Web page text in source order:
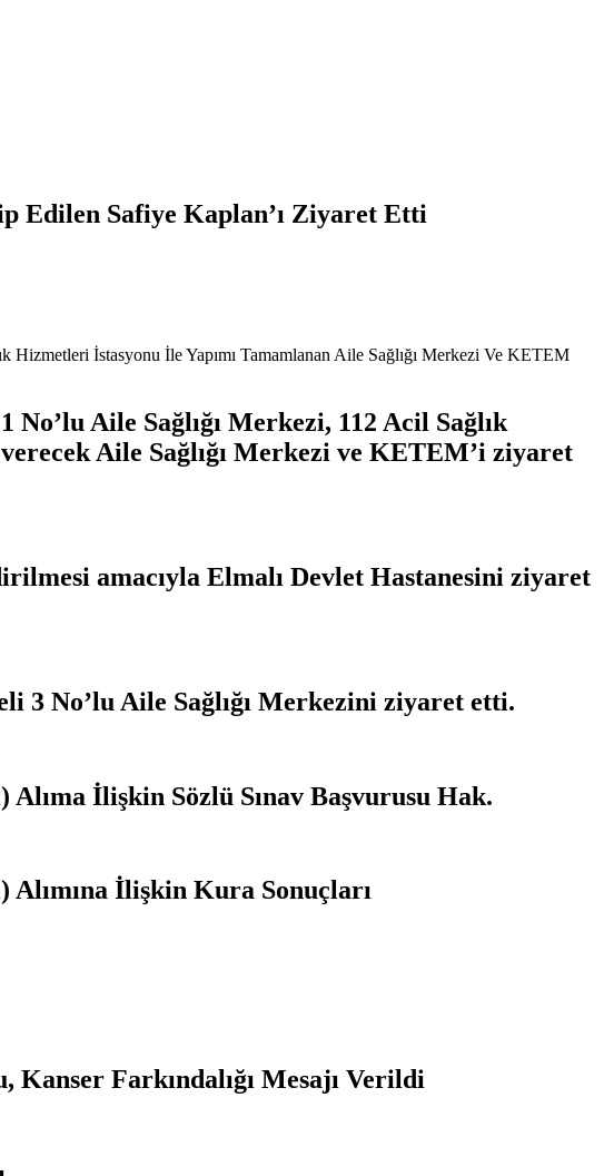
Edilen Safiye Kaplan’ı Ziyaret Etti
Aile Sağlığı Merkezi, 112 Acil Sağlık
Aile Sağlığı Merkezi ve KETEM’i ziyaret
amacıyla Elmalı Devlet Hastanesini ziyaret
No’lu Aile Sağlığı Merkezini ziyaret etti.
İlişkin Sözlü Sınav Başvurusu Hak.
İlişkin Kura Sonuçları
Farkındalığı Mesajı Verildi